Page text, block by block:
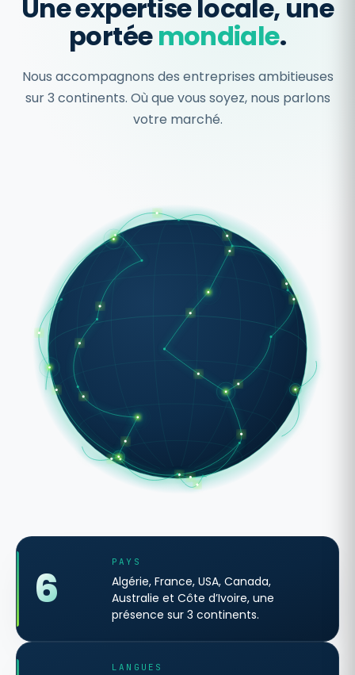
Une expertise locale, une
portéemondiale.
Nous accompagnons des entreprises ambitieuses
sur 3 continents. Où que vous soyez, nous parlons
votre marché.
6
PAYS
Algérie, France, USA, Canada,
Australie et Côte d’Ivoire, une
présence sur 3 continents.
LANGUES